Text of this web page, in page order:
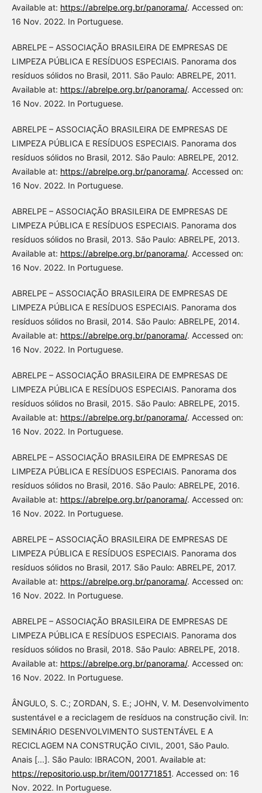
Available at: https://abrelpe.org.br/panorama/. Accessed on:
16 Nov. 2022. In Portuguese.
ABRELPE – ASSOCIAÇÃO BRASILEIRA DE EMPRESAS DE
LIMPEZA PÚBLICA E RESÍDUOS ESPECIAIS. Panorama dos
resíduos sólidos no Brasil, 2011. São Paulo: ABRELPE, 2011.
Available at: https://abrelpe.org.br/panorama/. Accessed on:
16 Nov. 2022. In Portuguese.
ABRELPE – ASSOCIAÇÃO BRASILEIRA DE EMPRESAS DE
LIMPEZA PÚBLICA E RESÍDUOS ESPECIAIS. Panorama dos
resíduos sólidos no Brasil, 2012. São Paulo: ABRELPE, 2012.
Available at: https://abrelpe.org.br/panorama/. Accessed on:
16 Nov. 2022. In Portuguese.
ABRELPE – ASSOCIAÇÃO BRASILEIRA DE EMPRESAS DE
LIMPEZA PÚBLICA E RESÍDUOS ESPECIAIS. Panorama dos
resíduos sólidos no Brasil, 2013. São Paulo: ABRELPE, 2013.
Available at: https://abrelpe.org.br/panorama/. Accessed on:
16 Nov. 2022. In Portuguese.
ABRELPE – ASSOCIAÇÃO BRASILEIRA DE EMPRESAS DE
LIMPEZA PÚBLICA E RESÍDUOS ESPECIAIS. Panorama dos
resíduos sólidos no Brasil, 2014. São Paulo: ABRELPE, 2014.
Available at: https://abrelpe.org.br/panorama/. Accessed on:
16 Nov. 2022. In Portuguese.
ABRELPE – ASSOCIAÇÃO BRASILEIRA DE EMPRESAS DE
LIMPEZA PÚBLICA E RESÍDUOS ESPECIAIS. Panorama dos
resíduos sólidos no Brasil, 2015. São Paulo: ABRELPE, 2015.
Available at: https://abrelpe.org.br/panorama/. Accessed on:
16 Nov. 2022. In Portuguese.
ABRELPE – ASSOCIAÇÃO BRASILEIRA DE EMPRESAS DE
LIMPEZA PÚBLICA E RESÍDUOS ESPECIAIS. Panorama dos
resíduos sólidos no Brasil, 2016. São Paulo: ABRELPE, 2016.
Available at: https://abrelpe.org.br/panorama/. Accessed on:
16 Nov. 2022. In Portuguese.
ABRELPE – ASSOCIAÇÃO BRASILEIRA DE EMPRESAS DE
LIMPEZA PÚBLICA E RESÍDUOS ESPECIAIS. Panorama dos
resíduos sólidos no Brasil, 2017. São Paulo: ABRELPE, 2017.
Available at: https://abrelpe.org.br/panorama/. Accessed on:
16 Nov. 2022. In Portuguese.
ABRELPE – ASSOCIAÇÃO BRASILEIRA DE EMPRESAS DE
LIMPEZA PÚBLICA E RESÍDUOS ESPECIAIS. Panorama dos
resíduos sólidos no Brasil, 2018. São Paulo: ABRELPE, 2018.
Available at: https://abrelpe.org.br/panorama/. Accessed on:
16 Nov. 2022. In Portuguese.
ÂNGULO, S. C.; ZORDAN, S. E.; JOHN, V. M. Desenvolvimento
sustentável e a reciclagem de resíduos na construção civil. In:
SEMINÁRIO DESENVOLVIMENTO SUSTENTÁVEL E A
RECICLAGEM NA CONSTRUÇÃO CIVIL, 2001, São Paulo.
Anais [...]. São Paulo: IBRACON, 2001. Available at:
https://repositorio.usp.br/item/001771851. Accessed on: 16
Nov. 2022. In Portuguese.